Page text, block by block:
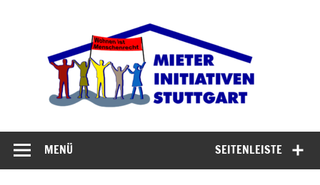
verteidigen
SEITENLEISTE
MENÜ